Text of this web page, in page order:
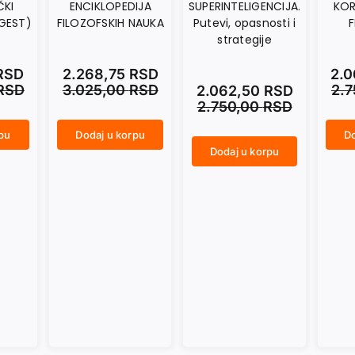
ENCIKLOPEDIJA
FILOZOFSKIH NAUKA
3.025,00RSD
2.268,75 RSD
Dodaj u korpu
SUPERINTELIGENCIJA.
Putevi, opasnosti i
strategije
2.750,00RSD
2.062,50 RSD
Dodaj u korpu